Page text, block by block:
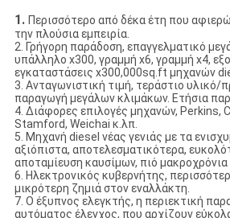
1. Περισσότερο από δέκα έτη που
την πλούσια εμπειρία.
2. Γρήγορη παράδοση, επαγγελματικό
υπάλληλο x300, γραμμή x6, γραμμή x4,
εγκαταστάσεις x300,000sq.ft μηχανών
3. Ανταγωνιστική τιμή, τεράστιο υλικό/
παραγωγή μεγάλων κλιμάκων. Ετήσια
4. Διάφορες επιλογές μηχανών, Perkins,
Stamford, Weichai κ.λπ.
5. Μηχανή diesel νέας γενιάς με τα
αξιόπιστα, αποτελεσματικότερα,
αποταμίευση καυσίμων, πιό μακροχρόνια
6. Ηλεκτρονικός κυβερνήτης,
μικρότερη ζημιά στον εναλλάκτη.
7. Ο έξυπνος ελεγκτής, η περιεκτική
αυτόματος έλεγχος, που αρχίζουν